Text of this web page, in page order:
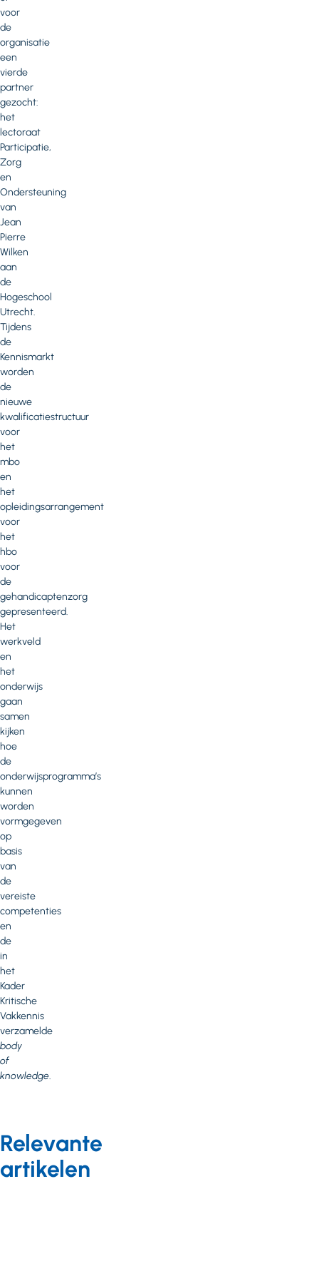
voor
de
organisatie
een
vierde
partner
gezocht:
het
lectoraat
Participatie,
Zorg
en
Ondersteuning
van
Jean
Pierre
Wilken
aan
de
Hogeschool
Utrecht.
Tijdens
de
Kennismarkt
worden
de
nieuwe
kwalificatiestructuur
voor
het
mbo
en
het
opleidingsarrangement
voor
het
hbo
voor
de
gehandicaptenzorg
gepresenteerd.
Het
werkveld
en
het
onderwijs
gaan
samen
kijken
hoe
de
onderwijsprogramma’s
kunnen
worden
vormgegeven
op
basis
van
de
vereiste
competenties
en
de
in
het
Kader
Kritische
Vakkennis
verzamelde
body
of
knowledge.
Relevante
artikelen